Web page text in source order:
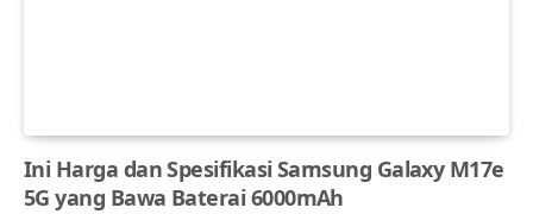
Ini Harga dan Spesifikasi Samsung Galaxy M17e
5G yang Bawa Baterai 6000mAh